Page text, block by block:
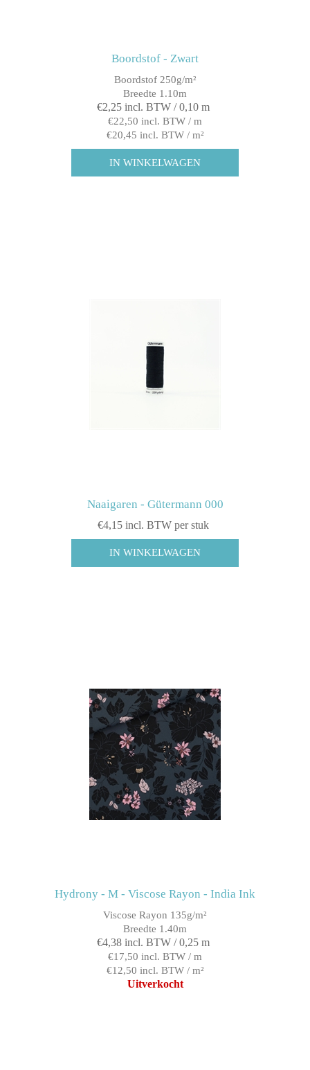
Boordstof - Zwart
Boordstof 250g/m²
Breedte 1.10m
€2,25 incl. BTW / 0,10 m
€22,50 incl. BTW / m
€20,45 incl. BTW / m²
Naaigaren - Gütermann 000
€4,15 incl. BTW per stuk
Hydrony - M - Viscose Rayon - India Ink
Viscose Rayon 135g/m²
Breedte 1.40m
€4,38 incl. BTW / 0,25 m
€17,50 incl. BTW / m
€12,50 incl. BTW / m²
Uitverkocht